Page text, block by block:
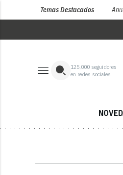
Temas Destacados
125,000 seguidores
en redes sociales